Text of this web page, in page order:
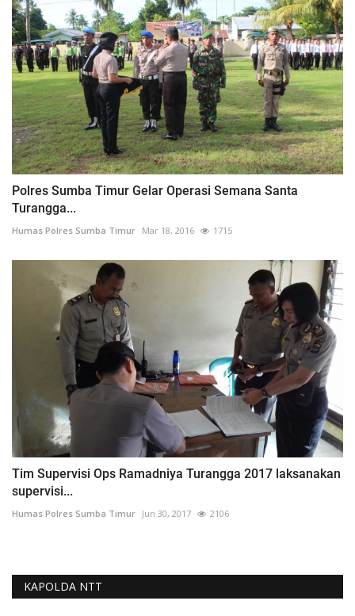
Polres Sumba Timur Gelar Operasi Semana Santa
Turangga...
Humas Polres Sumba Timur Mar 18, 2016 1715
Tim Supervisi Ops Ramadniya Turangga 2017 laksanakan
supervisi...
Humas Polres Sumba Timur Jun 30, 2017 2106
KAPOLDA NTT